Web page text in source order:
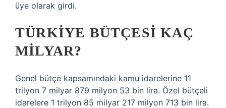
üye olarak girdi.
TÜRKIYE BÜTÇESI KAÇ
MILYAR?
Genel bütçe kapsamındaki kamu idarelerine 11
trilyon 7 milyar 879 milyon 53 bin lira. Özel bütçeli
idarelere 1 trilyon 85 milyar 217 milyon 713 bin lira.